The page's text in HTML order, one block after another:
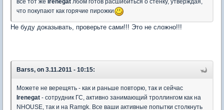
все тот же Irenegat лбом готов расшибиться о стенку, утверждая,
что покупают как горячие пирожки
Не буду доказывать, проверьте сами!!! Это не сложно!!!
Barss, on 3.11.2011 - 10:15:
Можете не верещять - как и раньше повторю, так и сейчас
Irenegat - сотрудник ГС, активно занимающий троллингом как на
NHOUSE, так и на Ramgk. Все ваши активные попытки столкнуть